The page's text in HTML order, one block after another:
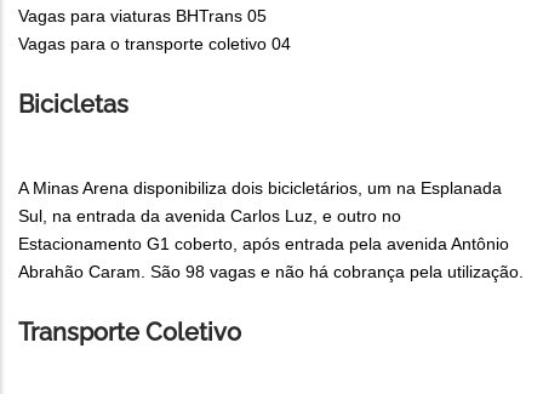
Vagas para viaturas BHTrans 05
Vagas para o transporte coletivo 04
Bicicletas
A Minas Arena disponibiliza dois bicicletários, um na Esplanada
Sul, na entrada da avenida Carlos Luz, e outro no
Estacionamento G1 coberto, após entrada pela avenida Antônio
Abrahão Caram. São 98 vagas e não há cobrança pela utilização.
Transporte Coletivo